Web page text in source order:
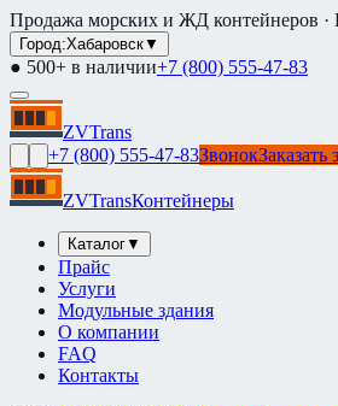
Продажа морских и ЖД контейнеров ·
Город:Хабаровск▼
● 500+ в наличии+7 (800) 555-47-83
ZVTrans
+7 (800) 555-47-83ЗвонокЗаказать
ZVTransКонтейнеры
Каталог▼
Прайс
Услуги
Модульные здания
О компании
FAQ
Контакты